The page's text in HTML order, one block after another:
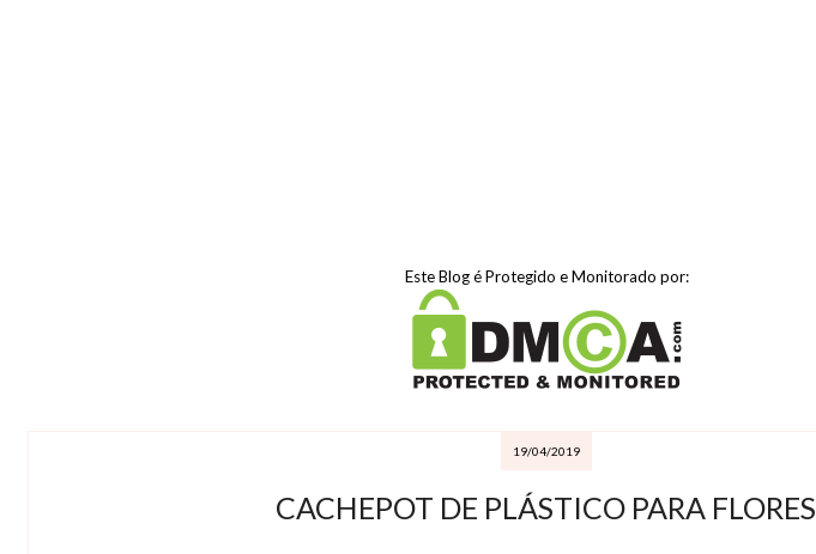
Este Blog é Protegido e Monitorado por:
19/04/2019
CACHEPOT DE PLÁSTICO PARA FLORES